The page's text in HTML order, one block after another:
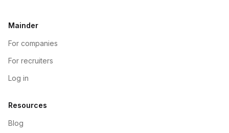
Mainder
For companies
For recruiters
Log in
Resources
Blog